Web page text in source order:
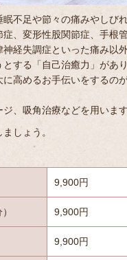
不足や節々の痛みやしび
、変形性股関節症、手根
経失調症といった痛み以
する「自己治癒力」があり
高めるお手伝いをするの
、吸角治療などを用います
しょう。
9,900円
9,900円
9,900円